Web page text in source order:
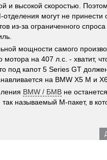
и высокой скоростью.
отделения могут не
из-за ограниченного
мощности самого
на 407 л.с. - хватит,
под капот 5 Series GT
на BMW X5 M и
BMW / БМВ не
называемый М-пакет, в